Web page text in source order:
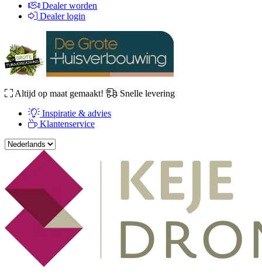
Dealer worden
Dealer login
Altijd op maat gemaakt!
Snelle levering
Inspiratie & advies
Klantenservice